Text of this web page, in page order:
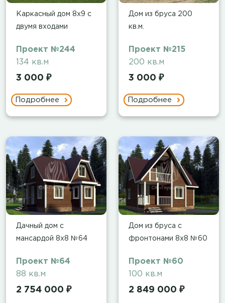
Каркасный дом 8х9 с
двумя входами
Проект №244
134 кв.м
3 000 ₽
Подробнее
Дом из бруса 200
кв.м.
Проект №215
200 кв.м
3 000 ₽
Подробнее
Дачный дом с
мансардой 8х8 №64
Проект №64
88 кв.м
2 754 000 ₽
Дом из бруса с
фронтонами 8х8 №60
Проект №60
100 кв.м
2 849 000 ₽